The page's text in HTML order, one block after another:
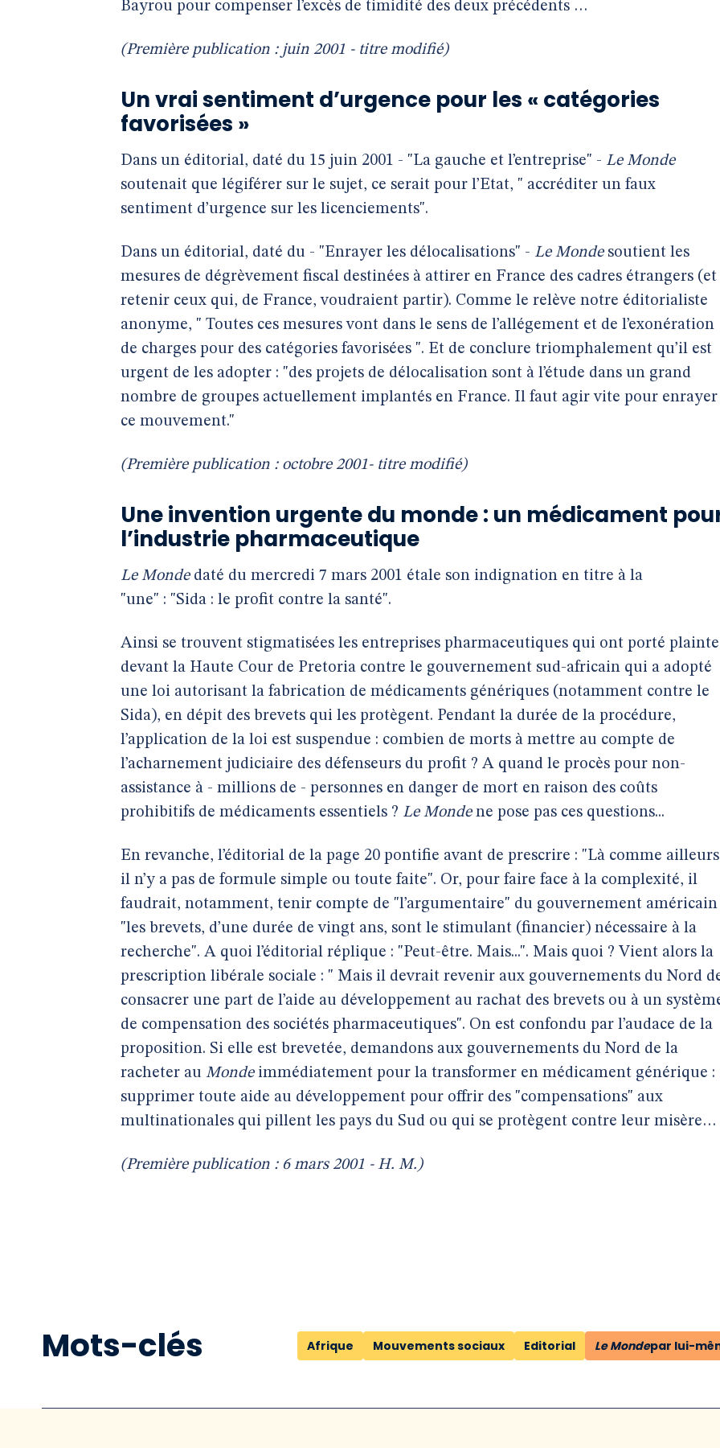
Bayrou pour compenser l’excès de timidité des deux précédents …
(Première publication : juin 2001 - titre modifié)
Un vrai sentiment d’urgence pour les « catégories
favorisées »
Dans un éditorial, daté du 15 juin 2001 - "La gauche et l’entreprise" - Le Monde
soutenait que légiférer sur le sujet, ce serait pour l’Etat, " accréditer un faux
sentiment d’urgence sur les licenciements".
Dans un éditorial, daté du - "Enrayer les délocalisations" - Le Mondesoutient les
mesures de dégrèvement fiscal destinées à attirer en France des cadres étrangers (et
retenir ceux qui, de France, voudraient partir). Comme le relève notre éditorialiste
anonyme, " Toutes ces mesures vont dans le sens de l’allégement et de l’exonération
de charges pour des catégories favorisées ". Et de conclure triomphalement qu’il est
urgent de les adopter : "des projets de délocalisation sont à l’étude dans un grand
nombre de groupes actuellement implantés en France. Il faut agir vite pour enrayer
ce mouvement."
(Première publication : octobre 2001- titre modifié)
Une invention urgente du monde : un médicament
l’industrie pharmaceutique
Le Mondedaté du mercredi 7 mars 2001 étale son indignation en titre à la
"une" : "Sida : le profit contre la santé".
Ainsi se trouvent stigmatisées les entreprises pharmaceutiques qui ont porté plainte
devant la Haute Cour de Pretoria contre le gouvernement sud-africain qui a adopté
une loi autorisant la fabrication de médicaments génériques (notamment contre le
Sida), en dépit des brevets qui les protègent. Pendant la durée de la procédure,
l’application de la loi est suspendue : combien de morts à mettre au compte de
l’acharnement judiciaire des défenseurs du profit ? A quand le procès pour non-
assistance à - millions de - personnes en danger de mort en raison des coûts
prohibitifs de médicaments essentiels ? Le Mondene pose pas ces questions...
En revanche, l’éditorial de la page 20 pontifie avant de prescrire : "Là comme
il n’y a pas de formule simple ou toute faite". Or, pour faire face à la complexité, il
faudrait, notamment, tenir compte de "l’argumentaire" du gouvernement américain
"les brevets, d’une durée de vingt ans, sont le stimulant (financier) nécessaire à la
recherche". A quoi l’éditorial réplique : "Peut-être. Mais...". Mais quoi ? Vient alors la
prescription libérale sociale : " Mais il devrait revenir aux gouvernements du Nord
consacrer une part de l’aide au développement au rachat des brevets ou à un
de compensation des sociétés pharmaceutiques". On est confondu par l’audace de la
proposition. Si elle est brevetée, demandons aux gouvernements du Nord de la
racheter au Mondeimmédiatement pour la transformer en médicament générique :
supprimer toute aide au développement pour offrir des "compensations" aux
multinationales qui pillent les pays du Sud ou qui se protègent contre leur misère…
(Première publication : 6 mars 2001 - H. M.)
Mots-clés Afrique Mouvements sociaux Editorial Le Mondepar lui-